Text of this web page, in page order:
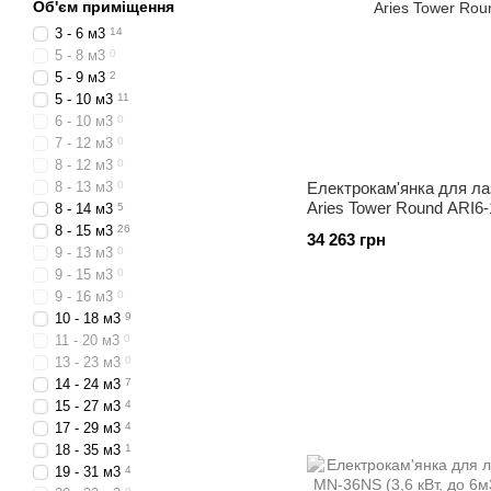
Електрокам'янка для
Aries Tower Round
34 263 грн
Об'єм приміщення
3 - 6 м3 14
5 - 8 м3 0
5 - 9 м3 2
5 - 10 м3 11
6 - 10 м3 0
7 - 12 м3 0
8 - 12 м3 0
8 - 13 м3 0
8 - 14 м3 5
8 - 15 м3 26
9 - 13 м3 0
9 - 15 м3 0
9 - 16 м3 0
10 - 18 м3 9
11 - 20 м3 0
13 - 23 м3 0
14 - 24 м3 7
15 - 27 м3 4
17 - 29 м3 4
18 - 35 м3 1
19 - 31 м3 4